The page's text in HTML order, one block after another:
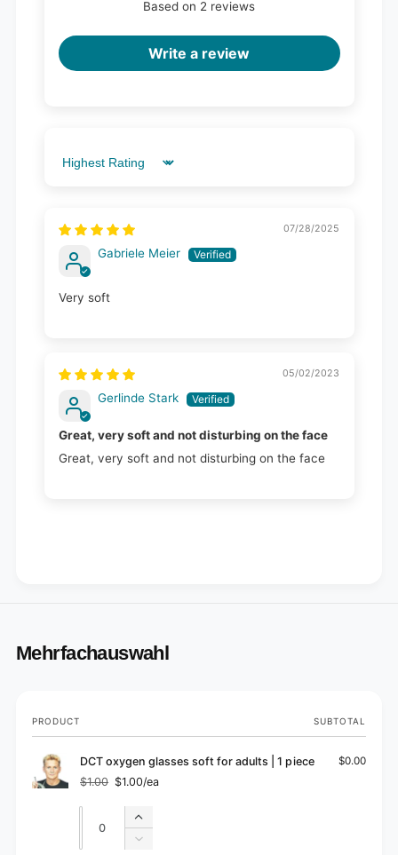
Based on 2 reviews
Write a review
Sort by
07/28/2025
Gabriele Meier
Very soft
05/02/2023
Gerlinde Stark
Great, very soft and not disturbing on the face
Great, very soft and not disturbing on the face
Mehrfachauswahl
Your
cart
PRODUCT SUBTOTAL
DCT oxygen glasses soft for adults | 1 piece
Regular
price
$1.00
Sale
price
$1.00/ea
$0.00
Quantity
Increase
quantity
Decrease